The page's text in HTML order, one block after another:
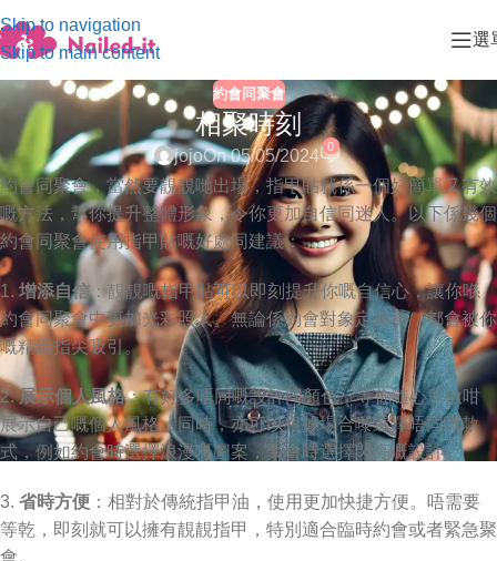
Skip to navigation
Skip to main content
選
約會同聚會
相聚時刻
jojoOn 05/05/2024
0
約會同聚會，當然要靚靚哋出場，指甲貼就係一個好簡單又有效
嘅方法，幫你提升整體形象，令你更加自信同迷人。以下係幾個
約會同聚會使用指甲貼嘅好處同建議：
1.增添自信：靚靚嘅指甲貼可以即刻提升你嘅自信心，讓你喺
約會同聚會中更加光彩照人。無論係約會對象定朋友，都會被你
嘅精緻指尖吸引。
2.展示個人風格：有好多唔同嘅設計同顏色，等你隨心所欲咁
展示自己嘅個人風格。同時，亦可以根據場合嚟選擇唔同嘅款
式，例如約會時選擇浪漫嘅圖案，聚會時選擇閃亮嘅設計。
3. 省時方便 ：相對於傳統指甲油，使用更加快捷方便。唔需要
等乾，即刻就可以擁有靚靚指甲，特別適合臨時約會或者緊急聚
會。